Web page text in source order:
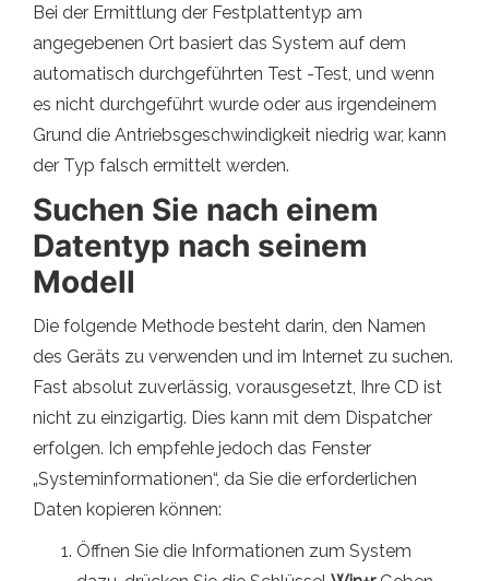
Bei der Ermittlung der Festplattentyp am
angegebenen Ort basiert das System auf dem
automatisch durchgeführten Test -Test, und wenn
es nicht durchgeführt wurde oder aus irgendeinem
Grund die Antriebsgeschwindigkeit niedrig war, kann
der Typ falsch ermittelt werden.
Suchen Sie nach einem
Datentyp nach seinem
Modell
Die folgende Methode besteht darin, den Namen
des Geräts zu verwenden und im Internet zu suchen.
Fast absolut zuverlässig, vorausgesetzt, Ihre CD ist
nicht zu einzigartig. Dies kann mit dem Dispatcher
erfolgen. Ich empfehle jedoch das Fenster
„Systeminformationen“, da Sie die erforderlichen
Daten kopieren können:
Öffnen Sie die Informationen zum System